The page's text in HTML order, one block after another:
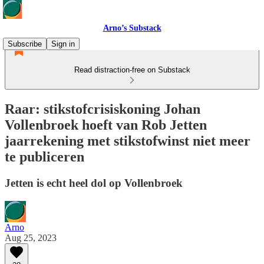
Arno’s Substack
Subscribe
Sign in
Read distraction-free on Substack
Raar: stikstofcrisiskoning Johan
Vollenbroek hoeft van Rob Jetten
jaarrekening met stikstofwinst niet meer
te publiceren
Jetten is echt heel dol op Vollenbroek
Arno
Aug 25, 2023